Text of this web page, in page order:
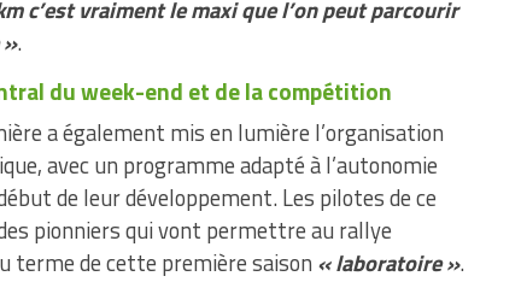
c’est vraiment le maxi que l’on peut parcourir
.
du week-end et de la compétition
a également mis en lumière l’organisation
avec un programme adapté à l’autonomie
de leur développement. Les pilotes de ce
pionniers qui vont permettre au rallye
terme de cette première saison « laboratoire ».